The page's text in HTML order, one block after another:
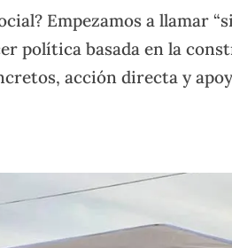
Empezamos a llamar
política basada en la
acción directa y